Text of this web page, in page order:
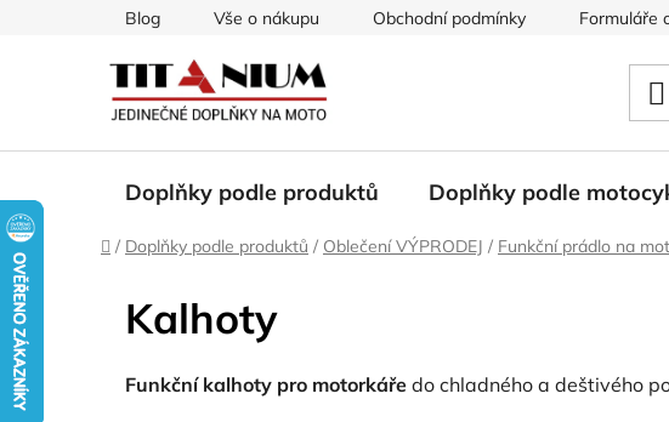
Blog Vše o nákupu Obchodní podmínky Formuláře
Doplňky podle produktů Doplňky podle
Domů
/ Doplňky podle produktů / Oblečení VÝPRODEJ / Funkční prádlo na
Kalhoty
Funkční kalhoty pro motorkáře do chladného a deštivého